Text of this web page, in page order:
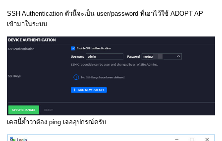
SSH Authentication ตัวนี้จะเป็น user/password ที่เอาไว้ใช้ ADOPT AP
เข้ามาในระบบ
เคสนี้ย้ำว่าต้อง ping เจออุปกรณ์ครับ